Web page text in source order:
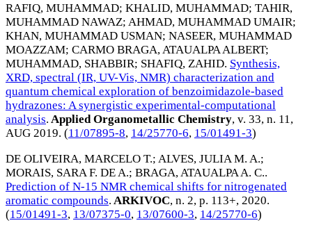
RAFIQ, MUHAMMAD; KHALID, MUHAMMAD; TAHIR,
MUHAMMAD NAWAZ; AHMAD, MUHAMMAD UMAIR;
KHAN, MUHAMMAD USMAN; NASEER, MUHAMMAD
MOAZZAM; CARMO BRAGA, ATAUALPA ALBERT;
MUHAMMAD, SHABBIR; SHAFIQ, ZAHID. Synthesis,
XRD, spectral (IR, UV-Vis, NMR) characterization and
quantum chemical exploration of benzoimidazole-based
hydrazones: A synergistic experimental-computational
analysis. Applied Organometallic Chemistry, v. 33, n. 11,
AUG 2019. (11/07895-8, 14/25770-6, 15/01491-3)
DE OLIVEIRA, MARCELO T.; ALVES, JULIA M. A.;
MORAIS, SARA F. DE A.; BRAGA, ATAUALPA A. C..
Prediction of N-15 NMR chemical shifts for nitrogenated
aromatic compounds. ARKIVOC, n. 2, p. 113+, 2020.
(15/01491-3, 13/07375-0, 13/07600-3, 14/25770-6)